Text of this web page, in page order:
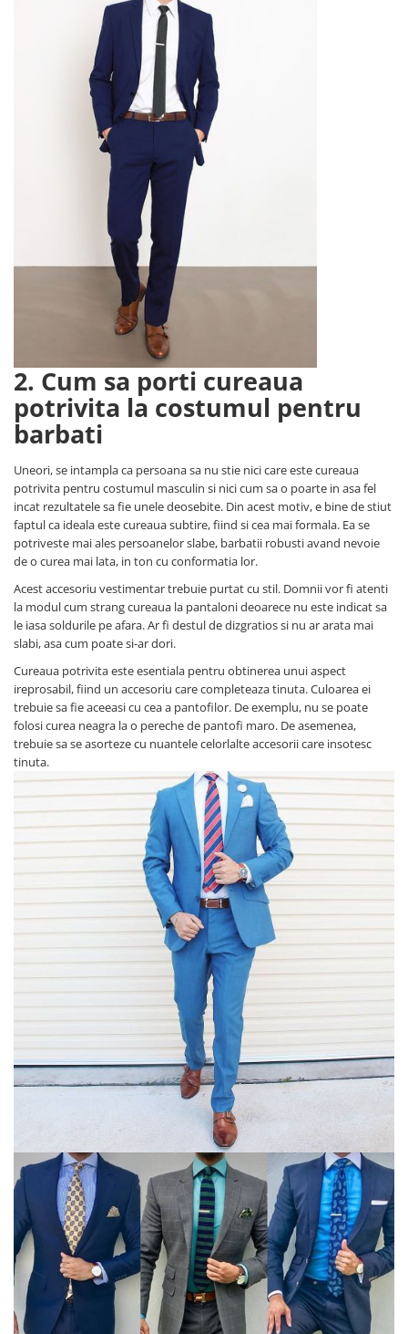
2. Cum sa porti cureaua
potrivita la costumul pentru
barbati
Uneori, se intampla ca persoana sa nu stie nici care este cureaua
potrivita pentru costumul masculin si nici cum sa o poarte in asa fel
incat rezultatele sa fie unele deosebite. Din acest motiv, e bine de stiut
faptul ca ideala este cureaua subtire, fiind si cea mai formala. Ea se
potriveste mai ales persoanelor slabe, barbatii robusti avand nevoie
de o curea mai lata, in ton cu conformatia lor.
Acest accesoriu vestimentar trebuie purtat cu stil. Domnii vor fi atenti
la modul cum strang cureaua la pantaloni deoarece nu este indicat sa
le iasa soldurile pe afara. Ar fi destul de dizgratios si nu ar arata mai
slabi, asa cum poate si-ar dori.
Cureaua potrivita este esentiala pentru obtinerea unui aspect
ireprosabil, fiind un accesoriu care completeaza tinuta. Culoarea ei
trebuie sa fie aceeasi cu cea a pantofilor. De exemplu, nu se poate
folosi curea neagra la o pereche de pantofi maro. De asemenea,
trebuie sa se asorteze cu nuantele celorlalte accesorii care insotesc
tinuta.